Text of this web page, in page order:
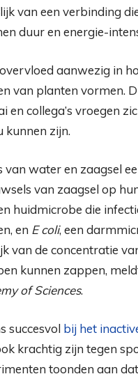
van een verbinding
duur en energie-
aanwezig in
van planten vormen.
en collega’s vroegen
kunnen zijn.
water en zaagsel
van zaagsel op
huidmicrobe die
en E coli, een
van de concentratie
kunnen zappen,
of Sciences.
succesvol bij het
krachtig zijn tegen
toonden aan